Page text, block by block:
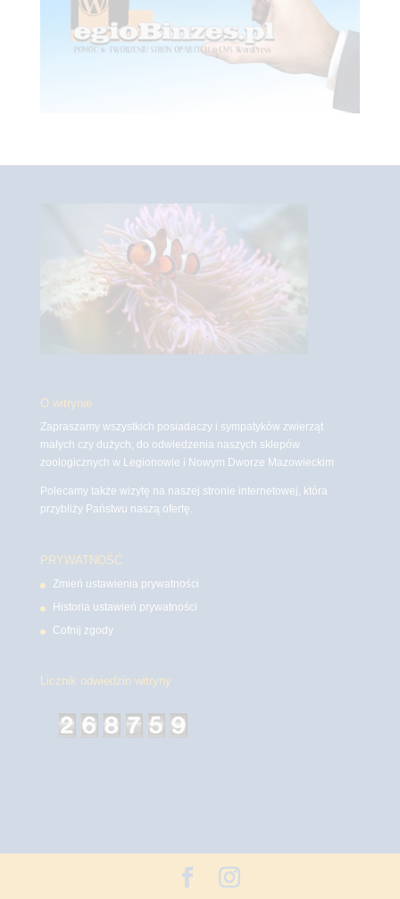
O witrynie
Zapraszamy wszystkich posiadaczy i sympatyków zwierząt
małych czy dużych, do odwiedzenia naszych sklepów
zoologicznych w Legionowie i Nowym Dworze Mazowieckim
Polecamy także wizytę na naszej stronie internetowej, która
przybliży Państwu naszą ofertę.
PRYWATNOŚĆ
Zmień ustawienia prywatności
Historia ustawień prywatności
Cofnij zgody
Licznik odwiedzin witryny